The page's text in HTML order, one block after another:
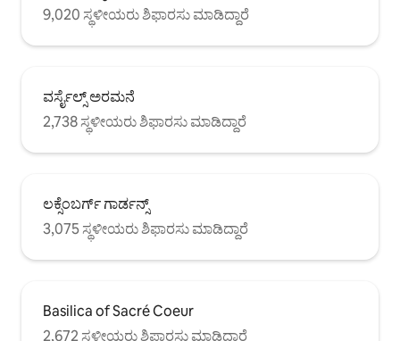
9,020 ಸ್ಥಳೀಯರು ಶಿಫಾರಸು ಮಾಡಿದ್ದಾರೆ
ವರ್ಸೈಲ್ಸ್ ಅರಮನೆ
2,738 ಸ್ಥಳೀಯರು ಶಿಫಾರಸು ಮಾಡಿದ್ದಾರೆ
ಲಕ್ಸೆಂಬರ್ಗ್ ಗಾರ್ಡನ್ಸ್
3,075 ಸ್ಥಳೀಯರು ಶಿಫಾರಸು ಮಾಡಿದ್ದಾರೆ
Basilica of Sacré Coeur
2,672 ಸ್ಥಳೀಯರು ಶಿಫಾರಸು ಮಾಡಿದ್ದಾರೆ